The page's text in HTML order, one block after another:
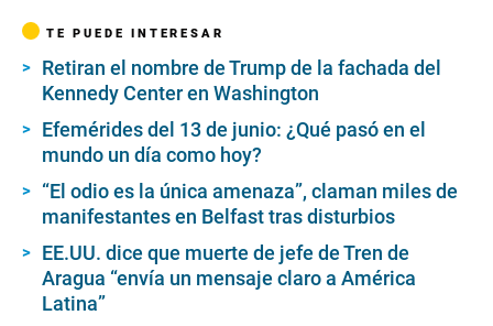
TE PUEDE INTERESAR
Retiran el nombre de Trump de la fachada del
Kennedy Center en Washington
Efemérides del 13 de junio: ¿Qué pasó en el
mundo un día como hoy?
“El odio es la única amenaza”, claman miles de
manifestantes en Belfast tras disturbios
EE.UU. dice que muerte de jefe de Tren de
Aragua “envía un mensaje claro a América
Latina”